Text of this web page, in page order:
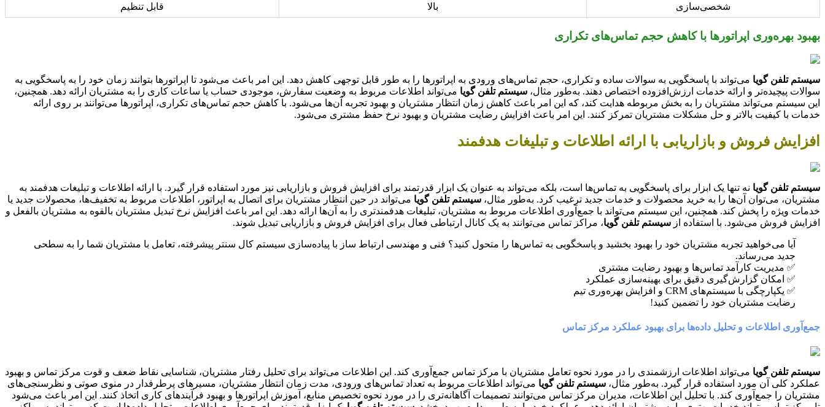
شخصی‌سازی بالا قابل تنظیم
بهبود بهره‌وری اپراتورها با کاهش حجم تماس‌های تکراری
سیستم تلفن گویا می‌تواند با پاسخگویی به سوالات ساده و تکراری، حجم تماس‌های ورودی به اپراتورها را به طور قابل توجهی کاهش دهد. این امر باعث می‌شود تا اپراتورها بتوانند زمان خود را به پاسخگویی به
سوالات پیچیده‌تر و ارائه خدمات ارزش‌افزوده اختصاص دهند. به‌طور مثال، سیستم تلفن گویا می‌تواند اطلاعات مربوط به وضعیت سفارش، موجودی حساب یا ساعات کاری را به مشتریان ارائه دهد. همچنین،
این سیستم می‌تواند مشتریان را به بخش مربوطه هدایت کند، که این امر باعث کاهش زمان انتظار مشتریان و بهبود تجربه آن‌ها می‌شود. با کاهش حجم تماس‌های تکراری، اپراتورها می‌توانند بر روی ارائه
خدمات با کیفیت بالاتر و حل مشکلات مشتریان تمرکز کنند. این امر باعث افزایش رضایت مشتریان و بهبود نرخ حفظ مشتری می‌شود.
افزایش فروش و بازاریابی با ارائه اطلاعات و تبلیغات هدفمند
سیستم تلفن گویا نه تنها یک ابزار برای پاسخگویی به تماس‌ها است، بلکه می‌تواند به عنوان یک ابزار قدرتمند برای افزایش فروش و بازاریابی نیز مورد استفاده قرار گیرد. با ارائه اطلاعات و تبلیغات هدفمند به
مشتریان، می‌توان آن‌ها را به خرید محصولات و خدمات جدید ترغیب کرد. به‌طور مثال، سیستم تلفن گویا می‌تواند در حین انتظار مشتریان برای اتصال به اپراتور، اطلاعات مربوط به تخفیف‌ها، محصولات جدید یا
خدمات ویژه را پخش کند. همچنین، این سیستم می‌تواند با جمع‌آوری اطلاعات مربوط به مشتریان، تبلیغات هدفمندتری را به آن‌ها ارائه دهد. این امر باعث افزایش نرخ تبدیل مشتریان بالقوه به مشتریان بالفعل و
افزایش فروش می‌شود. با استفاده از سیستم تلفن گویا، مراکز تماس می‌توانند به یک کانال ارتباطی فعال برای افزایش فروش و بازاریابی تبدیل شوند.
آیا می‌خواهید تجربه مشتریان خود را بهبود بخشید و پاسخگویی به تماس‌ها را متحول کنید؟ فنی و مهندسی ارتباط ساز با پیاده‌سازی سیستم کال سنتر پیشرفته، تعامل با مشتریان شما را به سطحی
جدید می‌رساند.
✅ مدیریت کارآمد تماس‌ها و بهبود رضایت مشتری
✅ امکان گزارش‌گیری دقیق برای بهینه‌سازی عملکرد
✅ یکپارچگی با سیستم‌های CRM و افزایش بهره‌وری تیم
رضایت مشتریان خود را تضمین کنید!
جمع‌آوری اطلاعات و تحلیل داده‌ها برای بهبود عملکرد مرکز تماس
سیستم تلفن گویا می‌تواند اطلاعات ارزشمندی را در مورد نحوه تعامل مشتریان با مرکز تماس جمع‌آوری کند. این اطلاعات می‌تواند برای تحلیل رفتار مشتریان، شناسایی نقاط ضعف و قوت مرکز تماس و بهبود
عملکرد کلی آن مورد استفاده قرار گیرد. به‌طور مثال، سیستم تلفن گویا می‌تواند اطلاعات مربوط به تعداد تماس‌های ورودی، مدت زمان انتظار مشتریان، مسیرهای پرطرفدار در منوی صوتی و نظرسنجی‌های
مشتریان را جمع‌آوری کند. با تحلیل این اطلاعات، مدیران مرکز تماس می‌توانند تصمیمات آگاهانه‌تری را در مورد نحوه تخصیص منابع، آموزش اپراتورها و بهبود فرآیندهای کاری اتخاذ کنند. این امر باعث می‌شود